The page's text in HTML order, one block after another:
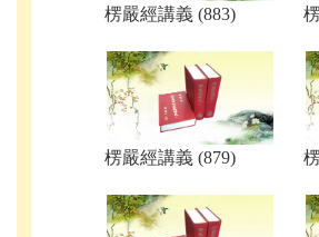
楞嚴經講義 (883)
楞嚴經講義 (879)